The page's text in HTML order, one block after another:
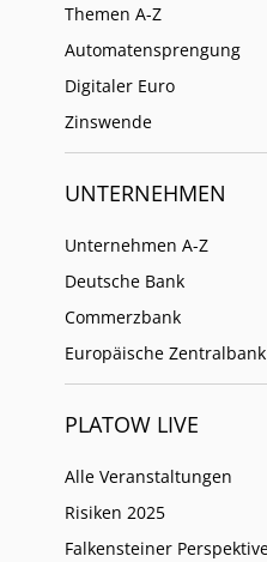
Themen A-Z
Automatensprengung
Digitaler Euro
Zinswende
UNTERNEHMEN
Unternehmen A-Z
Deutsche Bank
Commerzbank
Europäische Zentralbank
PLATOW LIVE
Alle Veranstaltungen
Risiken 2025
Falkensteiner